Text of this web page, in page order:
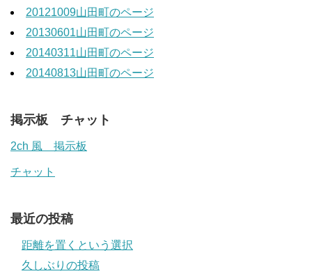
20121009山田町のページ
20130601山田町のページ
20140311山田町のページ
20140813山田町のページ
掲示板 チャット
2ch 風 掲示板
チャット
最近の投稿
距離を置くという選択
久しぶりの投稿